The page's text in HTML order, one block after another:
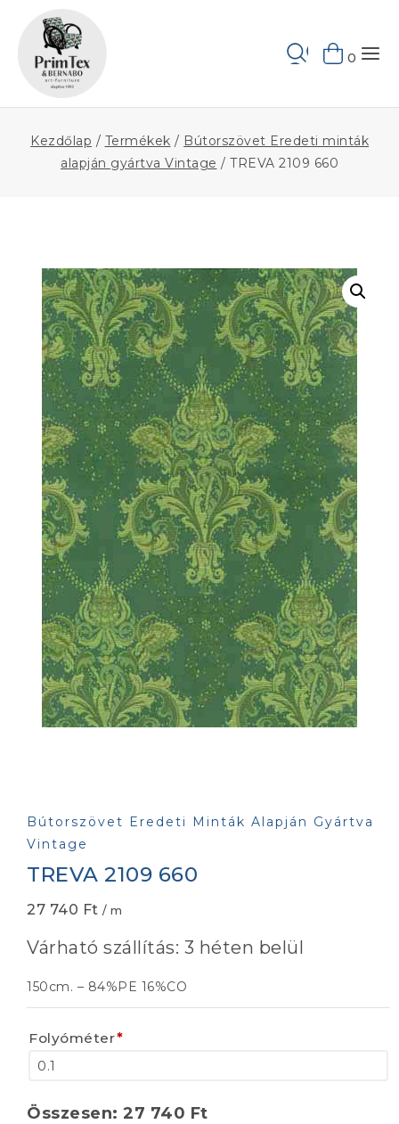
content
0
Kezdőlap / Termékek / Bútorszövet Eredeti minták
alapján gyártva Vintage / TREVA 2109 660
Bútorszövet Eredeti Minták Alapján Gyártva
Vintage
TREVA 2109 660
27 740 Ft / m
Várható szállítás: 3 héten belül
150cm. – 84%PE 16%CO
Folyóméter*
Összesen: 27 740 Ft